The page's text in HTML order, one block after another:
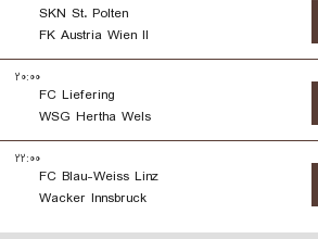
SKN St. Polten
FK Austria Wien II
۲۰:۰۰
FC Liefering
WSG Hertha Wels
۲۲:۰۰
FC Blau-Weiss Linz
Wacker Innsbruck